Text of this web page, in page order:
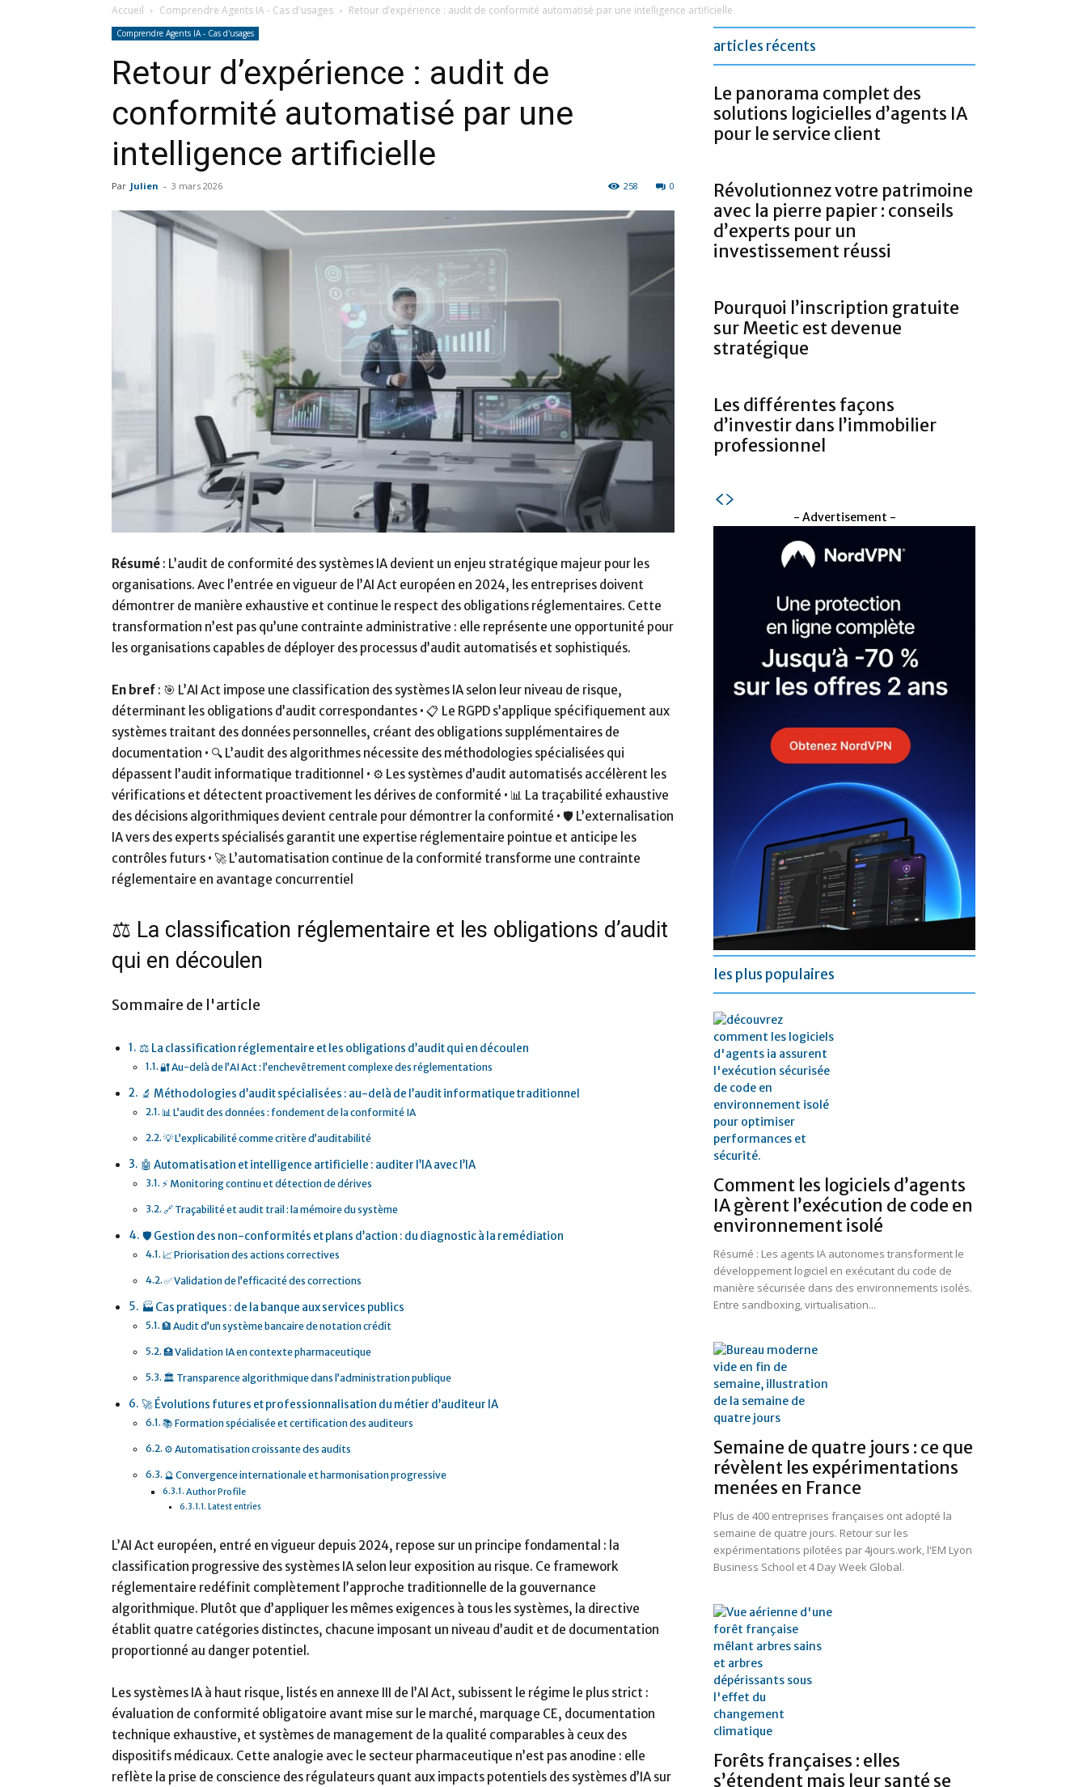
Accueil Comprendre Agents IA - Cas d'usages Retour d’expérience : audit de conformité automatisé par une intelligence artificielle
Comprendre Agents IA - Cas d'usages
Retour d’expérience : audit de
conformité automatisé par une
intelligence artificielle
Par Julien - 3 mars 2026 0
258
Résumé : L’audit de conformité des systèmes IA devient un enjeu stratégique majeur pour les
organisations. Avec l’entrée en vigueur de l’AI Act européen en 2024, les entreprises doivent
démontrer de manière exhaustive et continue le respect des obligations réglementaires. Cette
transformation n’est pas qu’une contrainte administrative : elle représente une opportunité pour
les organisations capables de déployer des processus d’audit automatisés et sophistiqués.
En bref : 🎯 L’AI Act impose une classification des systèmes IA selon leur niveau de risque,
déterminant les obligations d’audit correspondantes • 📋 Le RGPD s’applique spécifiquement aux
systèmes traitant des données personnelles, créant des obligations supplémentaires de
documentation • 🔍 L’audit des algorithmes nécessite des méthodologies spécialisées qui
dépassent l’audit informatique traditionnel • ⚙️ Les systèmes d’audit automatisés accélèrent les
vérifications et détectent proactivement les dérives de conformité • 📊 La traçabilité exhaustive
des décisions algorithmiques devient centrale pour démontrer la conformité • 🛡️ L’externalisation
IA vers des experts spécialisés garantit une expertise réglementaire pointue et anticipe les
contrôles futurs • 🚀 L’automatisation continue de la conformité transforme une contrainte
réglementaire en avantage concurrentiel
⚖️ La classification réglementaire et les obligations d’audit
qui en découlen
Sommaire de l'article
⚖️ La classification réglementaire et les obligations d’audit qui en découlen
🔐 Au-delà de l’AI Act : l’enchevêtrement complexe des réglementations
🔬 Méthodologies d’audit spécialisées : au-delà de l’audit informatique traditionnel
📊 L’audit des données : fondement de la conformité IA
💡 L’explicabilité comme critère d’auditabilité
🤖 Automatisation et intelligence artificielle : auditer l’IA avec l’IA
⚡ Monitoring continu et détection de dérives
🔗 Traçabilité et audit trail : la mémoire du système
🛡️ Gestion des non-conformités et plans d’action : du diagnostic à la remédiation
📈 Priorisation des actions correctives
✅ Validation de l’efficacité des corrections
🏭 Cas pratiques : de la banque aux services publics
🏦 Audit d’un système bancaire de notation crédit
🏥 Validation IA en contexte pharmaceutique
🏛️ Transparence algorithmique dans l’administration publique
🚀 Évolutions futures et professionnalisation du métier d’auditeur IA
📚 Formation spécialisée et certification des auditeurs
⚙️ Automatisation croissante des audits
🔮 Convergence internationale et harmonisation progressive
Author Profile
Latest entries
L’AI Act européen, entré en vigueur depuis 2024, repose sur un principe fondamental : la
classification progressive des systèmes IA selon leur exposition au risque. Ce framework
réglementaire redéfinit complètement l’approche traditionnelle de la gouvernance
algorithmique. Plutôt que d’appliquer les mêmes exigences à tous les systèmes, la directive
établit quatre catégories distinctes, chacune imposant un niveau d’audit et de documentation
proportionné au danger potentiel.
Les systèmes IA à haut risque, listés en annexe III de l’AI Act, subissent le régime le plus strict :
évaluation de conformité obligatoire avant mise sur le marché, marquage CE, documentation
technique exhaustive, et systèmes de management de la qualité comparables à ceux des
dispositifs médicaux. Cette analogie avec le secteur pharmaceutique n’est pas anodine : elle
reflète la prise de conscience des régulateurs quant aux impacts potentiels des systèmes d’IA sur
articles récents
Le panorama complet des
solutions logicielles d’agents IA
pour le service client
Révolutionnez votre patrimoine
avec la pierre papier : conseils
d’experts pour un
investissement réussi
Pourquoi l’inscription gratuite
sur Meetic est devenue
stratégique
Les différentes façons
d’investir dans l’immobilier
professionnel
- Advertisement -
les plus populaires
Comment les logiciels d’agents
IA gèrent l’exécution de code en
environnement isolé
Résumé : Les agents IA autonomes transforment le
développement logiciel en exécutant du code de
manière sécurisée dans des environnements isolés.
Entre sandboxing, virtualisation...
Semaine de quatre jours : ce que
révèlent les expérimentations
menées en France
Plus de 400 entreprises françaises ont adopté la
semaine de quatre jours. Retour sur les
expérimentations pilotées par 4jours.work, l'EM Lyon
Business School et 4 Day Week Global.
Forêts françaises : elles
s’étendent mais leur santé se